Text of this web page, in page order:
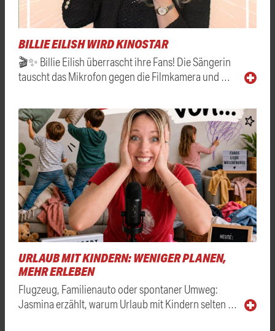
BILLIE EILISH WIRD KINOSTAR
🎬✨ Billie Eilish überrascht ihre Fans! Die Sängerin
tauscht das Mikrofon gegen die Filmkamera und …
URLAUB MIT KINDERN: WENIGER PLANEN,
MEHR ERLEBEN
Flugzeug, Familienauto oder spontaner Umweg:
Jasmina erzählt, warum Urlaub mit Kindern selten …